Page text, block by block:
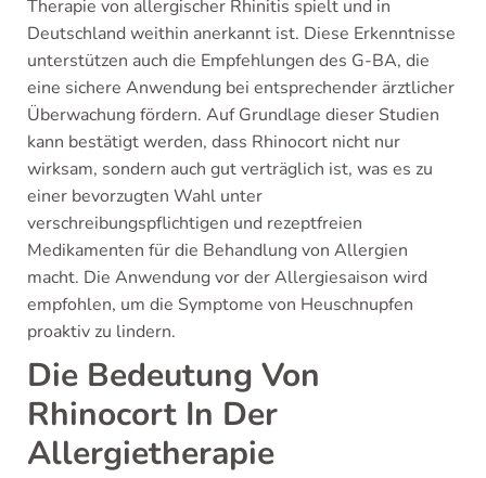
Therapie von allergischer Rhinitis spielt und in
Deutschland weithin anerkannt ist. Diese Erkenntnisse
unterstützen auch die Empfehlungen des G-BA, die
eine sichere Anwendung bei entsprechender ärztlicher
Überwachung fördern. Auf Grundlage dieser Studien
kann bestätigt werden, dass Rhinocort nicht nur
wirksam, sondern auch gut verträglich ist, was es zu
einer bevorzugten Wahl unter
verschreibungspflichtigen und rezeptfreien
Medikamenten für die Behandlung von Allergien
macht. Die Anwendung vor der Allergiesaison wird
empfohlen, um die Symptome von Heuschnupfen
proaktiv zu lindern.
Die Bedeutung Von
Rhinocort In Der
Allergietherapie